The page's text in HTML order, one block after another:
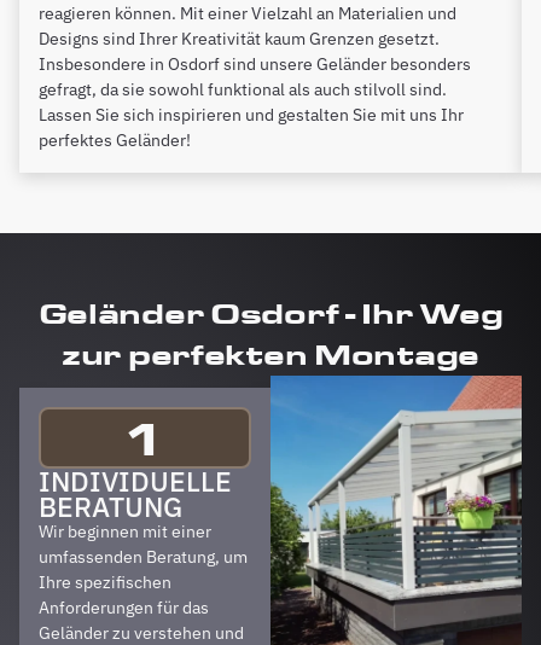
reagieren können. Mit einer Vielzahl an Materialien und
Designs sind Ihrer Kreativität kaum Grenzen gesetzt.
Insbesondere in Osdorf sind unsere Geländer besonders
gefragt, da sie sowohl funktional als auch stilvoll sind.
Lassen Sie sich inspirieren und gestalten Sie mit uns Ihr
perfektes Geländer!
Geländer Osdorf - Ihr Weg
zur perfekten Montage
1
INDIVIDUELLE
BERATUNG
Wir beginnen mit einer
umfassenden Beratung, um
Ihre spezifischen
Anforderungen für das
Geländer zu verstehen und